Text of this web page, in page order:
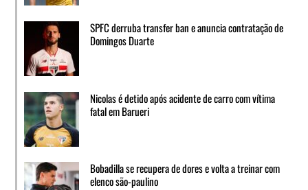
SPFC derruba transfer ban e anuncia contratação de
Domingos Duarte
Nicolas é detido após acidente de carro com vítima
fatal em Barueri
Bobadilla se recupera de dores e volta a treinar com
elenco são-paulino